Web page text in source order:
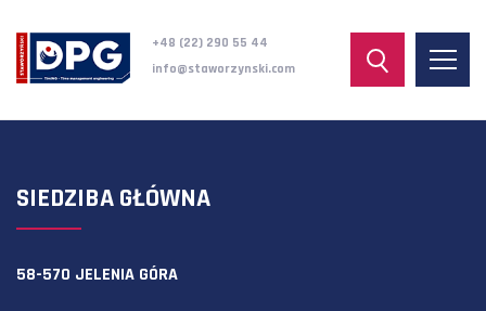
+48 (22) 290 55 44
info@staworzynski.com
SIEDZIBA GŁÓWNA
58-570 JELENIA GÓRA